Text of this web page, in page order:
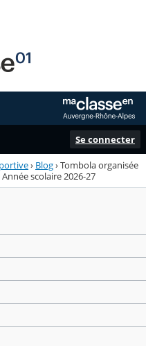
Se connecter
› Blog›Tombola organisée
scolaire 2026-27